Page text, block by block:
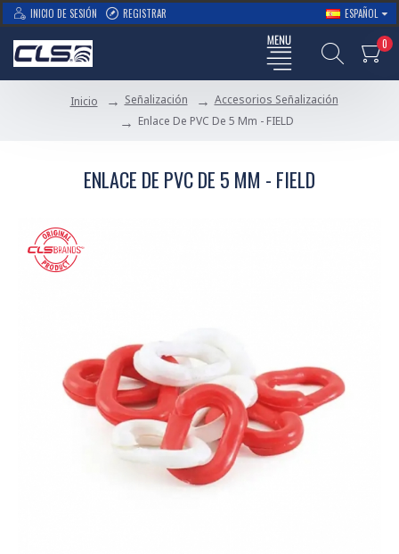
INICIO DE SESIÓN REGISTRAR ESPAÑOL
0
Inicio Señalización
Accesorios Señalización
Enlace De PVC De 5 Mm - FIELD
ENLACE DE PVC DE 5 MM - FIELD